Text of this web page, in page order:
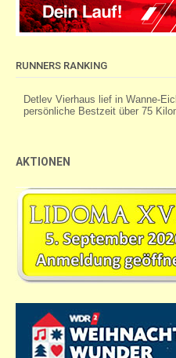
RUNNERS RANKING
AKTIONEN